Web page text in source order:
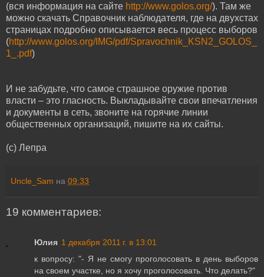
(вся информация на сайте http://www.golos.org/). Там же
можно скачать Справочник наблюдателя, где на двухстах
страницах подробно описывается весь процесс выборов
(http://www.golos.org/IMG/pdf/Spravochnik_KSN2_GOLOS_
1_.pdf)
И не забудьте, что самое страшное оружие против
власти – это гласность. Выкладывайте свои впечатления
и документы в сеть, звоните на горячие линии
общественных организаций, пишите на их сайты.
(c) Лепра
Uncle_Sam на 09:33
19 комментариев:
Юлия 1 декабря 2011 г. в 13:01
к вопросу: "- Я не смогу проголосовать в день выборов
на своем участке, но я хочу проголосовать. Что делать?"